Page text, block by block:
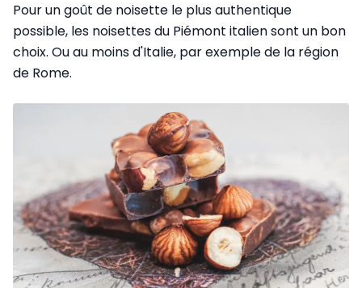
Pour un goût de noisette le plus authentique
possible, les noisettes du Piémont italien sont un bon
choix. Ou au moins d'Italie, par exemple de la région
de Rome.